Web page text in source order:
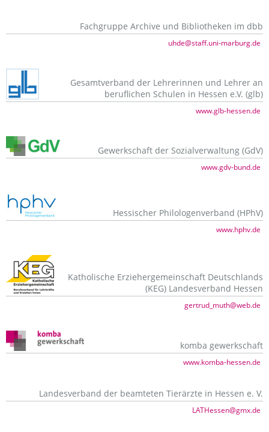
Fachgruppe Archive und Bibliotheken im dbb
uhde@staff.uni-marburg.de
Gesamtverband der Lehrerinnen und Lehrer an
beruflichen Schulen in Hessen e.V. (glb)
www.glb-hessen.de
Gewerkschaft der Sozialverwaltung (GdV)
www.gdv-bund.de
Hessischer Philologenverband (HPhV)
www.hphv.de
Katholische Erziehergemeinschaft Deutschlands
(KEG) Landesverband Hessen
gertrud_muth@web.de
komba gewerkschaft
www.komba-hessen.de
Landesverband der beamteten Tierärzte in Hessen e. V.
LATHessen@gmx.de